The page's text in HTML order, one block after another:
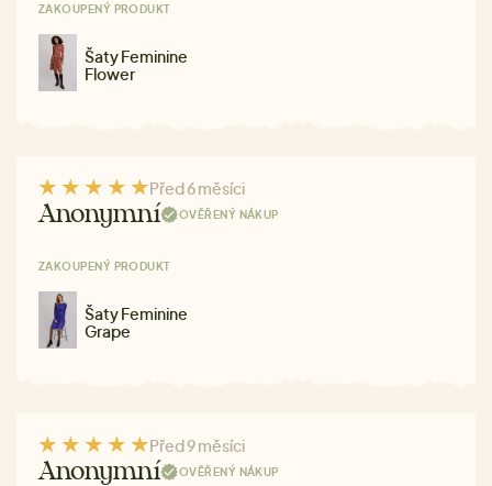
ZAKOUPENÝ PRODUKT
Šaty Feminine
Flower
Před 6 měsíci
Anonymní OVĚŘENÝ NÁKUP
ZAKOUPENÝ PRODUKT
Šaty Feminine
Grape
Před 9 měsíci
Anonymní OVĚŘENÝ NÁKUP